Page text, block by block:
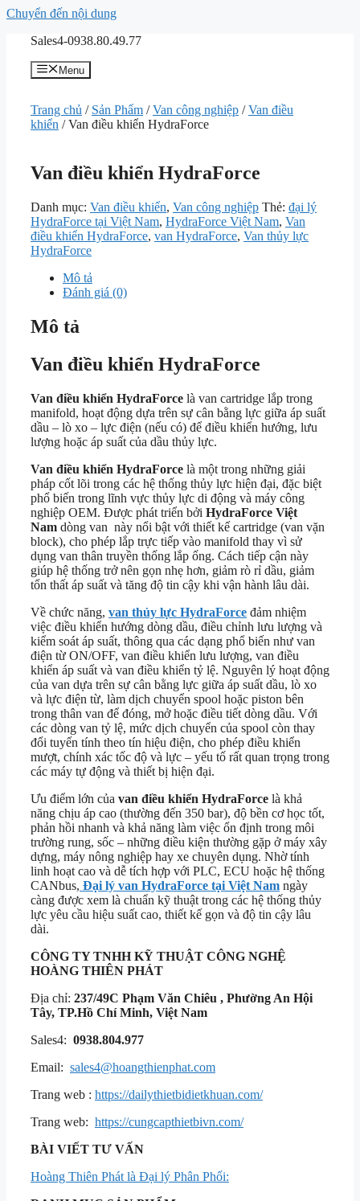
Chuyển đến nội dung
Sales4-0938.80.49.77
Menu
Trang chủ / Sản Phẩm /Van công nghiệp /Van điều
khiển / Van điều khiển HydraForce
Van điều khiển HydraForce
Danh mục: Van điều khiển, Van công nghiệp Thẻ: đại lý
HydraForce tại Việt Nam, HydraForce Việt Nam, Van
điều khiển HydraForce, van HydraForce, Van thủy lực
HydraForce
Mô tả
Đánh giá (0)
Mô tả
Van điều khiển HydraForce
Van điều khiển HydraForce là van cartridge lắp trong
manifold, hoạt động dựa trên sự cân bằng lực giữa áp suất
dầu – lò xo – lực điện (nếu có) để điều khiển hướng, lưu
lượng hoặc áp suất của dầu thủy lực.
Van điều khiển HydraForce là một trong những giải
pháp cốt lõi trong các hệ thống thủy lực hiện đại, đặc biệt
phổ biến trong lĩnh vực thủy lực di động và máy công
nghiệp OEM. Được phát triển bởi HydraForce Việt
Nam dòng van này nổi bật với thiết kế cartridge (van vặn
block), cho phép lắp trực tiếp vào manifold thay vì sử
dụng van thân truyền thống lắp ống. Cách tiếp cận này
giúp hệ thống trở nên gọn nhẹ hơn, giảm rò rỉ dầu, giảm
tổn thất áp suất và tăng độ tin cậy khi vận hành lâu dài.
Về chức năng, van thủy lực HydraForce đảm nhiệm
việc điều khiển hướng dòng dầu, điều chỉnh lưu lượng và
kiểm soát áp suất, thông qua các dạng phổ biến như van
điện từ ON/OFF, van điều khiển lưu lượng, van điều
khiển áp suất và van điều khiển tỷ lệ. Nguyên lý hoạt động
của van dựa trên sự cân bằng lực giữa áp suất dầu, lò xo
và lực điện từ, làm dịch chuyển spool hoặc piston bên
trong thân van để đóng, mở hoặc điều tiết dòng dầu. Với
các dòng van tỷ lệ, mức dịch chuyển của spool còn thay
đổi tuyến tính theo tín hiệu điện, cho phép điều khiển
mượt, chính xác tốc độ và lực – yếu tố rất quan trọng trong
các máy tự động và thiết bị hiện đại.
Ưu điểm lớn của van điều khiển HydraForce là khả
năng chịu áp cao (thường đến 350 bar), độ bền cơ học tốt,
phản hồi nhanh và khả năng làm việc ổn định trong môi
trường rung, sốc – những điều kiện thường gặp ở máy xây
dựng, máy nông nghiệp hay xe chuyên dụng. Nhờ tính
linh hoạt cao và dễ tích hợp với PLC, ECU hoặc hệ thống
CANbus, Đại lý van HydraForce tại Việt Nam ngày
càng được xem là chuẩn kỹ thuật trong các hệ thống thủy
lực yêu cầu hiệu suất cao, thiết kế gọn và độ tin cậy lâu
dài.
CÔNG TY TNHH KỸ THUẬT CÔNG NGHỆ
HOÀNG THIÊN PHÁT
Địa chỉ: 237/49C Phạm Văn Chiêu , Phường An Hội
Tây, TP.Hồ Chí Minh, Việt Nam
Sales4: 0938.804.977
Email: sales4@hoangthienphat.com
Trang web : https://dailythietbidietkhuan.com/
Trang web: https://cungcapthietbivn.com/
BÀI VIẾT TƯ VẤN
Hoàng Thiên Phát là Đại lý Phân Phối: